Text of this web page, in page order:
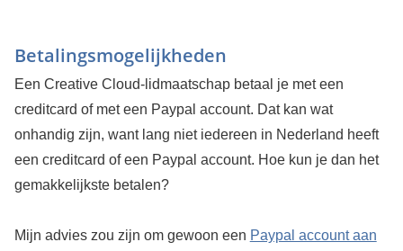
Betalingsmogelijkheden
Een Creative Cloud-lidmaatschap betaal je met een
creditcard of met een Paypal account. Dat kan wat
onhandig zijn, want lang niet iedereen in Nederland heeft
een creditcard of een Paypal account. Hoe kun je dan het
gemakkelijkste betalen?
Mijn advies zou zijn om gewoon een Paypal account aan